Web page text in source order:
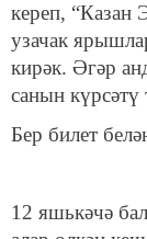
кереп, “Казан
узачак
кирәк. Әгәр
санын күрсәтү
Бер билет
12 яшькәчә